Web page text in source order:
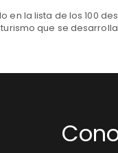
en la lista de los 100
que se